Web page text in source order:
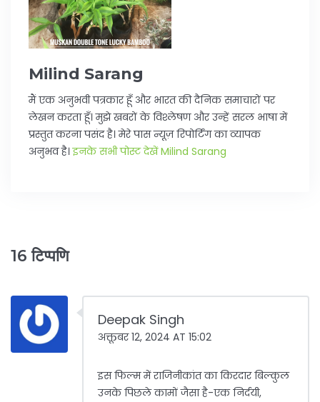
Milind Sarang
मैं एक अनुभवी पत्रकार हूँ और भारत की दैनिक समाचारों पर
लेखन करता हूँ। मुझे खबरों के विश्लेषण और उन्हें सरल भाषा में
प्रस्तुत करना पसंद है। मेरे पास न्यूज़ रिपोर्टिंग का व्यापक
अनुभव है।इनके सभी पोस्ट देखें Milind Sarang
16 टिप्पणि
Deepak Singh
अक्तूबर 12, 2024 AT 15:02
इस फिल्म में राजिनीकांत का किरदार बिल्कुल
उनके पिछले कामों जैसा है-एक निर्दयी,